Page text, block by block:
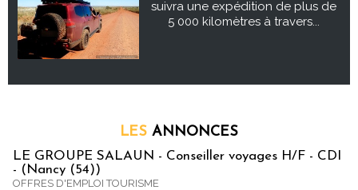
suivra une expédition de plus de
5 000 kilomètres à travers...
LES ANNONCES
LE GROUPE SALAUN - Conseiller voyages H/F - CDI
- (Nancy (54))
OFFRES D'EMPLOI TOURISME